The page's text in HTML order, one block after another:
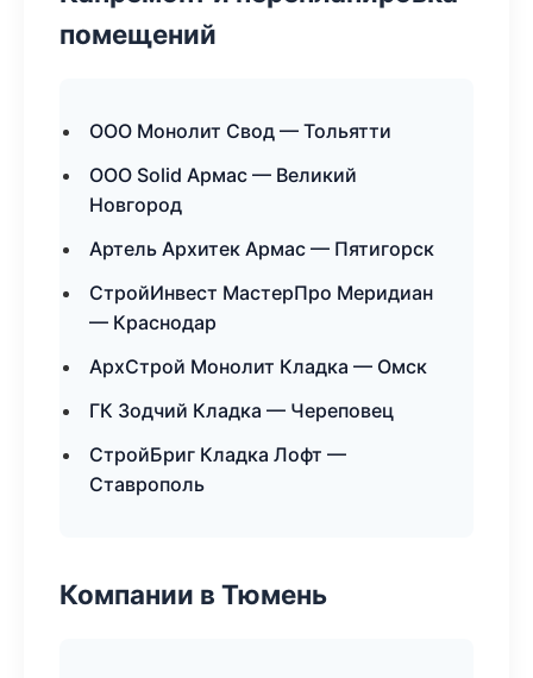
помещений
ООО Монолит Свод — Тольятти
ООО Solid Армас — Великий
Новгород
Артель Архитек Армас — Пятигорск
СтройИнвест МастерПро Меридиан
— Краснодар
АрхСтрой Монолит Кладка — Омск
ГК Зодчий Кладка — Череповец
СтройБриг Кладка Лофт —
Ставрополь
Компании в Тюмень